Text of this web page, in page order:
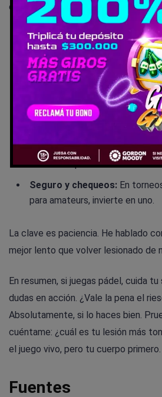
cuidas la recuperación.
Fase aguda:RICE inmediato;
forzar.
Fisioterapia:
Sesiones
rodilla; incluye propiocepción.
Reentrenamiento:
chequeo anual podológico.
Mantenimiento mental:
endorfinas post-lesión vía
Seguro y chequeos: En
para amateurs, invierte en uno.
La clave es paciencia. He hablado
mejor lento que volver lesionado de
En resumen, si juegas pádel, cuida
dudas en acción. ¿Vale la pena el
Absolutamente, si lo haces bien.
cuéntame: ¿cuál es tu lesión más
el juego vivo, pero tu cuerpo primero.
Fuentes